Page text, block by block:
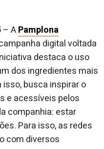
– APamplona
digital voltada
destaca o uso
dos ingredientes mais
busca inspirar o
e acessíveis pelos
companhia: estar
Para isso, as redes
com diversos